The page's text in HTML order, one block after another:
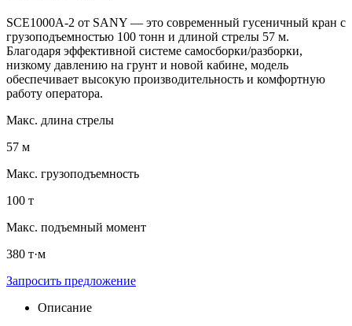
SCE1000A-2 от SANY — это современный гусеничный кран с
грузоподъемностью 100 тонн и длиной стрелы 57 м.
Благодаря эффективной системе самосборки/разборки,
низкому давлению на грунт и новой кабине, модель
обеспечивает высокую производительность и комфортную
работу оператора.
Макс. длина стрелы
57 м
Макс. грузоподъемность
100 т
Макс. подъемный момент
380 т·м
Запросить предложение
Описание